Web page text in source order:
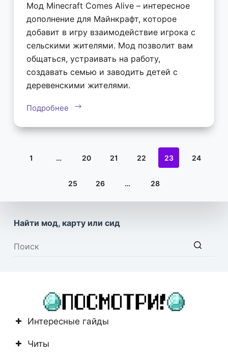
Мод Minecraft Comes Alive – интересное
дополнение для Майнкрафт, которое
добавит в игру взаимодействие игрока с
сельскими жителями. Мод позволит вам
общаться, устраивать на работу,
создавать семью и заводить детей с
деревенскими жителями.
Подробнее
1 … 20 21 22 23 24
25 26 … 28
Найти мод, карту или сид
Интересные гайды
Читы